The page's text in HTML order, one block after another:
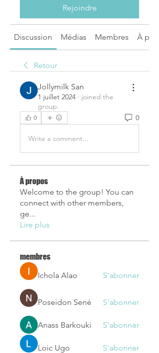
Rejoindre
Discussion Médias Membres À
Retour
Jollymilk San
1 juillet 2024 · joined the
group.
0 0
Write a comment...
À propos
Welcome to the group! You can
connect with other members,
ge...
Lire plus
membres
Ichola Alao
S'abonner
Poseidon Sené S'abonner
Anass Barkouki S'abonner
Loic Ugo S'abonner